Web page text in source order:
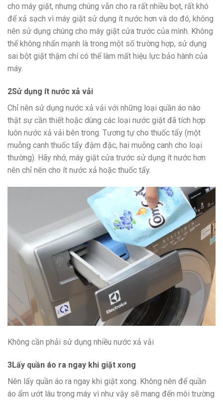
cho máy giặt, nhưng chúng vẫn cho ra rất nhiều bọt, rất khó
để xả sạch vì máy giặt sử dụng ít nước hơn và do đó, không
nên sử dụng chúng cho máy giặt cửa trước của mình. Không
thể không nhấn mạnh là trong một số trường hợp, sử dụng
sai bột giặt thậm chí có thể làm mất hiệu lực bảo hành của
máy.
2Sử dụng ít nước xả vải
Chỉ nên sử dụng nước xả vải với những loại quần áo nào
thật sự cần thiết hoặc dùng các loại nước giặt đã tích hợp
luôn nước xả vải bên trong. Tương tự cho thuốc tẩy (một
muỗng canh thuốc tẩy đậm đặc, hai muỗng canh cho loại
thường). Hãy nhớ, máy giặt cửa trước sử dụng ít nước hơn
nên chỉ nên cho ít nước xả hoặc thuốc tẩy.
Không cần phải sử dụng nhiều nước xả vải
3Lấy quần áo ra ngay khi giặt xong
Nên lấy quần áo ra ngay khi giặt xong. Không nên để quần
áo ẩm ướt lâu trong máy vì như vậy sẽ mang đến môi trường